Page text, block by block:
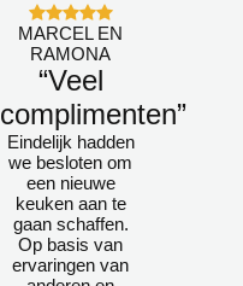
MARCEL EN
RAMONA
“Veel
complimenten”
Eindelijk hadden
we besloten om
een nieuwe
keuken aan te
gaan schaffen.
Op basis van
ervaringen van